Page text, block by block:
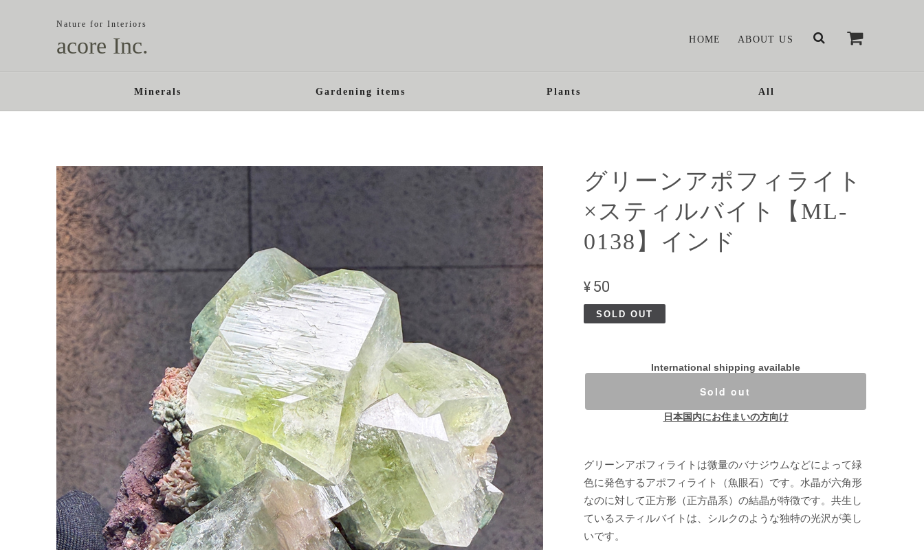
Nature for Interiors
acore Inc. HOME ABOUT US
Minerals Gardening items Plants All
グリーンアポフィライト
×スティルバイト【ML-
0138】インド
¥50
SOLD OUT
International shipping available
Sold out
日本国内にお住まいの方向け
グリーンアポフィライトは微量のバナジウムなどによって緑
色に発色するアポフィライト（魚眼石）です。水晶が六角形
なのに対して正方形（正方晶系）の結晶が特徴です。共生し
ているスティルバイトは、シルクのような独特の光沢が美し
いです。